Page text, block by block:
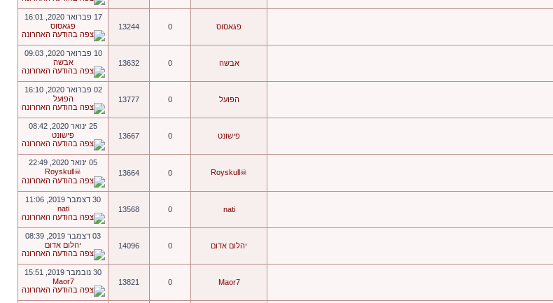
פגאסוס 0
13244
17 פברואר 2020, 16:01
פגאסוס
אבשה 0
13632
10 פברואר 2020, 09:03
אבשה
הפועל 0
13777
02 פברואר 2020, 16:10
הפועל
פישונט 0
13667
25 ינואר 2020, 08:42
פישונט
☠Royskull
0
13664
05 ינואר 2020, 22:49
☠Royskull
nati
0
13568
30 דצמבר 2019, 11:06
nati
יהלום אדום 0
14096
03 דצמבר 2019, 08:39
יהלום אדום
Maor7
0
13821
30 נובמבר 2019, 15:51
Maor7